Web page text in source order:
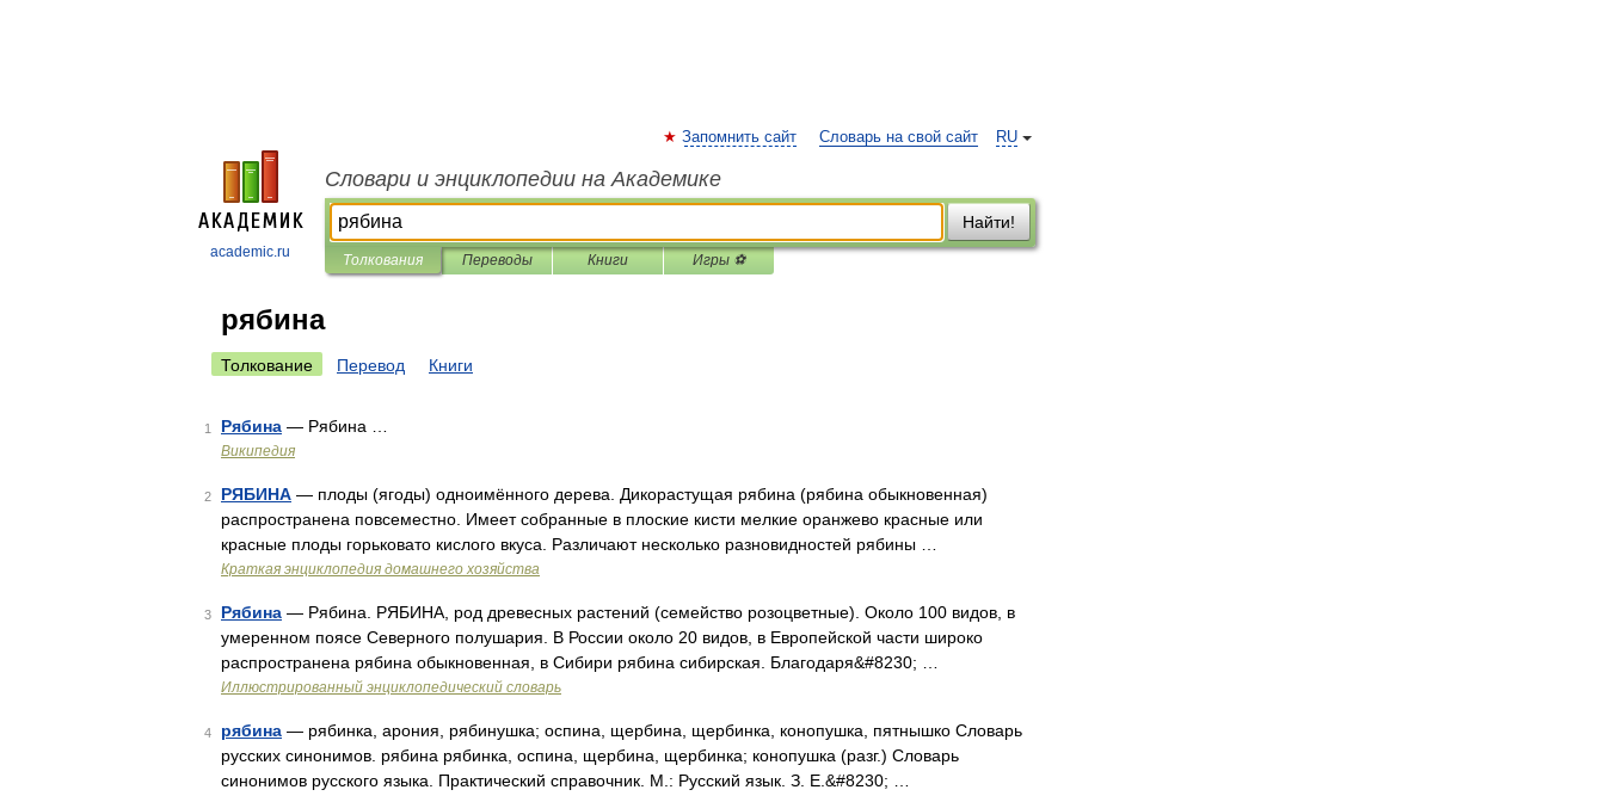
academic.ru
RU
Запомнить сайт Словарь на свой сайт
Словари и энциклопедии на Академике
Найти!
Толкования Переводы Книги Игры ⚽
рябина
Толкование Перевод Книги
1 Рябина — Рябина …
Википедия
2 РЯБИНА — плоды (ягоды) одноимённого дерева. Дикорастущая рябина (рябина обыкновенная)
распространена повсеместно. Имеет собранные в плоские кисти мелкие оранжево красные или
красные плоды горьковато кислого вкуса. Различают несколько разновидностей рябины …
Краткая энциклопедия домашнего хозяйства
3 Рябина — Рябина. РЯБИНА, род древесных растений (семейство розоцветные). Около 100 видов, в
умеренном поясе Северного полушария. В России около 20 видов, в Европейской части широко
распространена рябина обыкновенная, в Сибири рябина сибирская. Благодаря&#8230; …
Иллюстрированный энциклопедический словарь
4 рябина — рябинка, арония, рябинушка; оспина, щербина, щербинка, конопушка, пятнышко Словарь
русских синонимов. рябина рябинка, оспина, щербина, щербинка; конопушка (разг.) Словарь
синонимов русского языка. Практический справочник. М.: Русский язык. З. Е.&#8230; …